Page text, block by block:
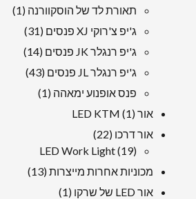
מוּצָר
תאורת לד של הוסקוורנה 1
1
ג'יפ צ'רוקי XJ פנסים 31
31
מוצרים
ג'יפ רנגלר JK פנסים 14
14
מוצרים
ג'יפ רנגלר JL פנסים 43
43
פנס אופנוע ימאהה 1
1
אור LED KTM 1
1
מוּצָר
אור דרכו 22
22
מוצרים
LED Work Light 19
19
מוצרים
מכוניות אחרות מייצרות 13
13
אור LED של שרקו 1
1